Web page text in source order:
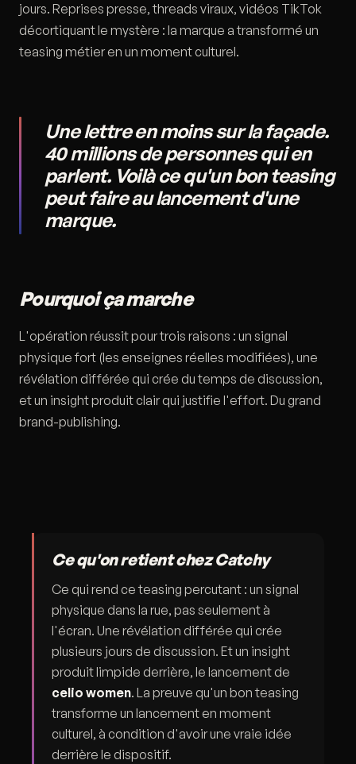
jours. Reprises presse, threads viraux, vidéos TikTok
décortiquant le mystère : la marque a transformé un
teasing métier en un moment culturel.
Une lettre en moins sur la façade.
40 millions de personnes qui en
parlent. Voilà ce qu'un bon teasing
peut faire au lancement d'une
marque.
Pourquoi ça marche
L'opération réussit pour trois raisons : un signal
physique fort (les enseignes réelles modifiées), une
révélation différée qui crée du temps de discussion,
et un insight produit clair qui justifie l'effort. Du grand
brand-publishing.
Ce qu'on retient chez Catchy
Ce qui rend ce teasing percutant : un signal
physique dans la rue, pas seulement à
l'écran. Une révélation différée qui crée
plusieurs jours de discussion. Et un insight
produit limpide derrière, le lancement de
celio women. La preuve qu'un bon teasing
transforme un lancement en moment
culturel, à condition d'avoir une vraie idée
derrière le dispositif.